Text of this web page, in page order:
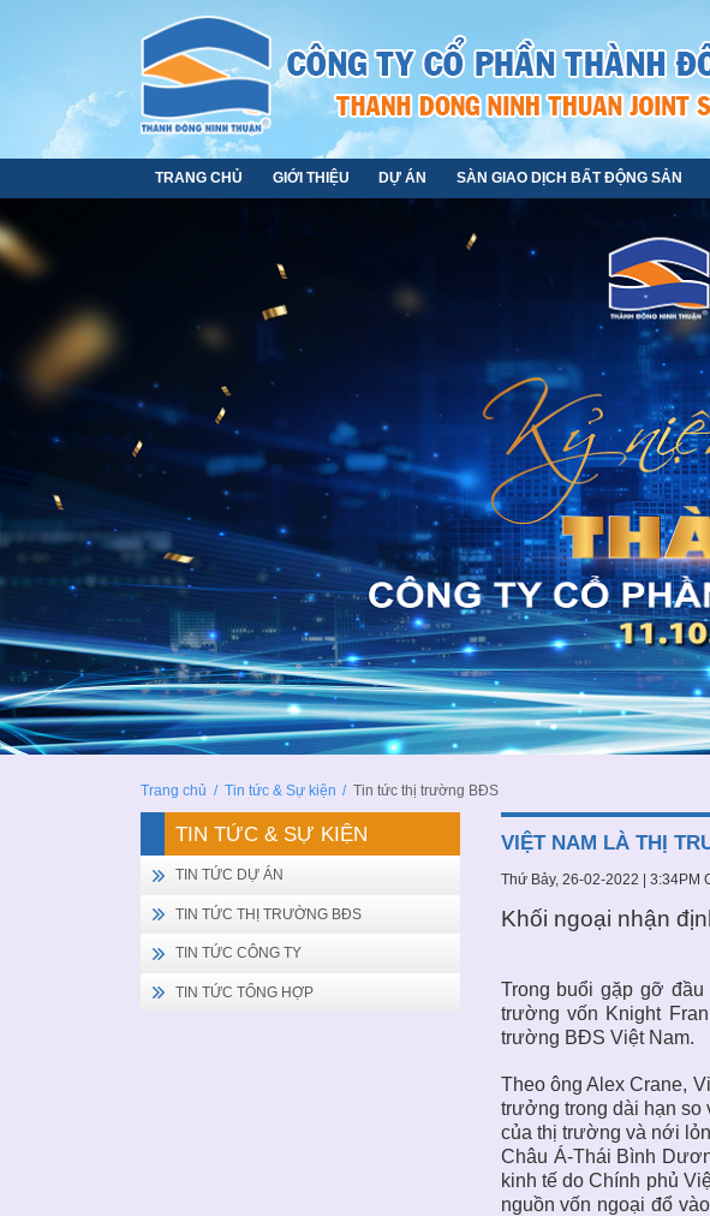
TRANG CHỦ GIỚI THIỆU DỰ ÁN SÀN GIAO DỊCH BẤT ĐỘNG SẢN
Trang chủ / Tin tức & Sự kiện / Tin tức thị trường BĐS
VIỆT NAM LÀ THỊ
Thứ Bảy, 26-02-2022 | 3:34PM
Khối ngoại nhận
Trong buổi gặp gỡ
trường vốn Knight
trường BĐS Việt Nam.
Theo ông Alex Crane,
trưởng trong dài hạn
của thị trường và nới
Châu Á-Thái Bình
kinh tế do Chính phủ
nguồn vốn ngoại đổ
TIN TỨC & SỰ KIỆN
TIN TỨC DỰ ÁN
TIN TỨC THỊ TRƯỜNG BĐS
TIN TỨC CÔNG TY
TIN TỨC TỔNG HỢP